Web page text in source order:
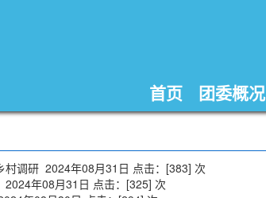
首页 团委概况
村调研 2024年08月31日 点击：[383] 次
2024年08月31日 点击：[325] 次